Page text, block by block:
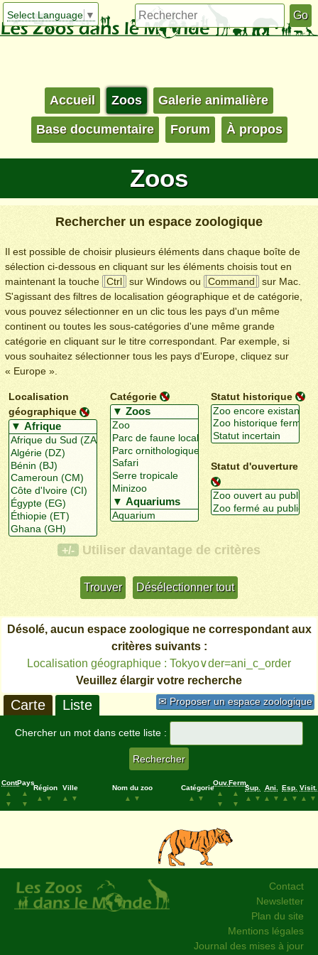
Select Language ▼
Accueil Zoos Galerie animalière
Base documentaire Forum À propos
Zoos
Rechercher un espace zoologique
Il est possible de choisir plusieurs éléments dans chaque boîte de
sélection ci-dessous en cliquant sur les éléments choisis tout en
maintenant la touche
Ctrl sur Windows ou Command
sur Mac.
S'agissant des filtres de localisation géographique et de catégorie,
vous pouvez sélectionner en un clic tous les pays d'un même
continent ou toutes les sous-catégories d'une même grande
catégorie en cliquant sur le titre correspondant. Par exemple, si
vous souhaitez sélectionner tous les pays d'Europe, cliquez sur
« Europe ».
Localisation
géographique
Catégorie Statut historique
Statut d'ouverture
+/- Utiliser davantage de critères
Désolé, aucun espace zoologique ne correspondant aux
critères suivants :
Localisation géographique : Tokyo∨der=ani_c_order
Veuillez élargir votre recherche
✉ Proposer un espace zoologique
Carte Liste
Chercher un mot dans cette liste :
Cont.
▲
▼
Pays
▲
▼
Région
▲
▼
Ville
▲
▼
Nom du zoo
▲
▼
Catégorie
▲
▼
Ouv.
▲
▼
Ferm.
▲
▼
Sup.
▲
▼
Ani.
▲
▼
Esp.
▲
▼
Visit.
▲
▼
Contact
Newsletter
Plan du site
Mentions légales
Journal des mises à jour